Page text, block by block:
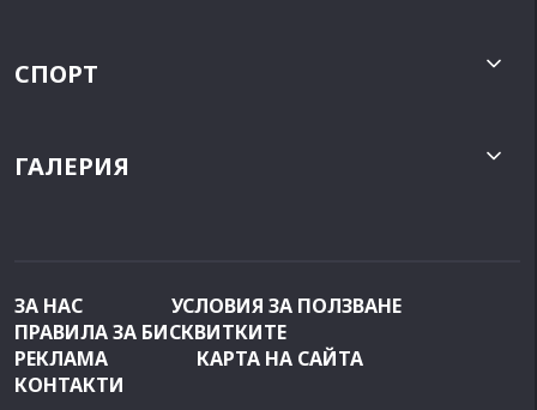
СПОРТ
ГАЛЕРИЯ
ЗА НАС
УСЛОВИЯ ЗА ПОЛЗВАНЕ
ПРАВИЛА ЗА БИСКВИТКИТЕ
РЕКЛАМА
КАРТА НА САЙТА
КОНТАКТИ